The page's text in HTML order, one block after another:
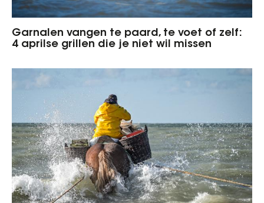
Garnalen vangen te paard, te voet of zelf:
4 aprilse grillen die je niet wil missen